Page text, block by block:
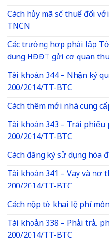
Cách hủy mã số thuế đối
TNCN
Các trường hợp phải lập
dụng HĐĐT gửi cơ quan
Tài khoản 344 – Nhận ký
200/2014/TT-BTC
Cách thêm mới nhà cung
Tài khoản 343 – Trái
200/2014/TT-BTC
Cách đăng ký sử dụng
Tài khoản 341 – Vay và
200/2014/TT-BTC
Cách nộp tờ khai lệ phí
Tài khoản 338 – Phải trả,
200/2014/TT-BTC